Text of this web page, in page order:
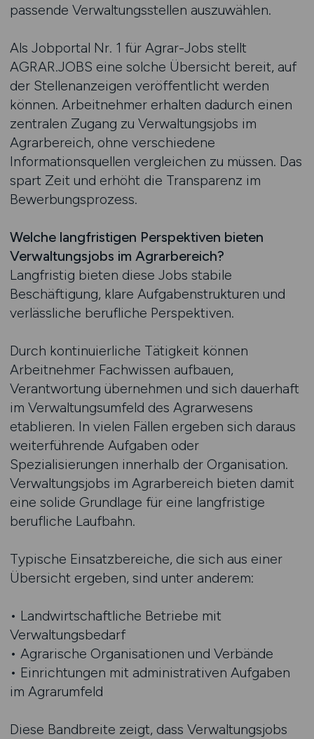
passende Verwaltungsstellen auszuwählen.
Als Jobportal Nr. 1 für Agrar-Jobs stellt
AGRAR.JOBS eine solche Übersicht bereit, auf
der Stellenanzeigen veröffentlicht werden
können. Arbeitnehmer erhalten dadurch einen
zentralen Zugang zu Verwaltungsjobs im
Agrarbereich, ohne verschiedene
Informationsquellen vergleichen zu müssen. Das
spart Zeit und erhöht die Transparenz im
Bewerbungsprozess.
Welche langfristigen Perspektiven bieten
Verwaltungsjobs im Agrarbereich?
Langfristig bieten diese Jobs stabile
Beschäftigung, klare Aufgabenstrukturen und
verlässliche berufliche Perspektiven.
Durch kontinuierliche Tätigkeit können
Arbeitnehmer Fachwissen aufbauen,
Verantwortung übernehmen und sich dauerhaft
im Verwaltungsumfeld des Agrarwesens
etablieren. In vielen Fällen ergeben sich daraus
weiterführende Aufgaben oder
Spezialisierungen innerhalb der Organisation.
Verwaltungsjobs im Agrarbereich bieten damit
eine solide Grundlage für eine langfristige
berufliche Laufbahn.
Typische Einsatzbereiche, die sich aus einer
Übersicht ergeben, sind unter anderem:
• Landwirtschaftliche Betriebe mit
Verwaltungsbedarf
• Agrarische Organisationen und Verbände
• Einrichtungen mit administrativen Aufgaben
im Agrarumfeld
Diese Bandbreite zeigt, dass Verwaltungsjobs